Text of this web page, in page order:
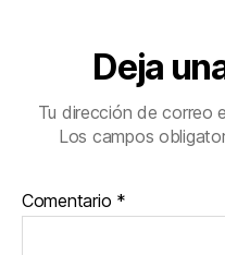
Deja
Tu dirección de correo
Los campos
Comentario *